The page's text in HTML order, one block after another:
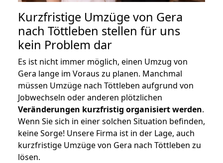
Kurzfristige Umzüge von Gera
nach Töttleben stellen für uns
kein Problem dar
Es ist nicht immer möglich, einen Umzug von
Gera lange im Voraus zu planen. Manchmal
müssen Umzüge nach Töttleben aufgrund von
Jobwechseln oder anderen plötzlichen
Veränderungen kurzfristig organisiert werden.
Wenn Sie sich in einer solchen Situation befinden,
keine Sorge! Unsere Firma ist in der Lage, auch
kurzfristige Umzüge von Gera nach Töttleben zu
lösen.